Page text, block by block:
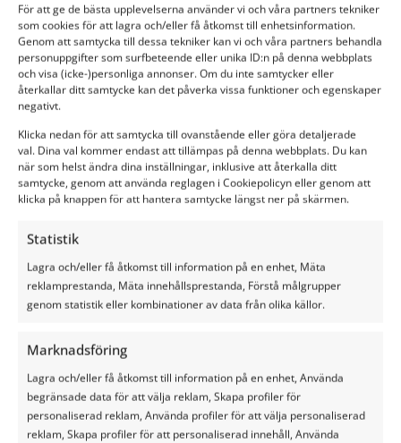
För att ge de bästa upplevelserna använder vi och våra partners tekniker
som cookies för att lagra och/eller få åtkomst till enhetsinformation.
Genom att samtycka till dessa tekniker kan vi och våra partners behandla
personuppgifter som surfbeteende eller unika ID:n på denna webbplats
och visa (icke-)personliga annonser. Om du inte samtycker eller
återkallar ditt samtycke kan det påverka vissa funktioner och egenskaper
negativt.
Klicka nedan för att samtycka till ovanstående eller göra detaljerade
val. Dina val kommer endast att tillämpas på denna webbplats. Du kan
när som helst ändra dina inställningar, inklusive att återkalla ditt
samtycke, genom att använda reglagen i Cookiepolicyn eller genom att
klicka på knappen för att hantera samtycke längst ner på skärmen.
Statistik
Lagra och/eller få åtkomst till information på en enhet, Mäta
reklamprestanda, Mäta innehållsprestanda, Förstå målgrupper
genom statistik eller kombinationer av data från olika källor.
Marknadsföring
Lagra och/eller få åtkomst till information på en enhet, Använda
begränsade data för att välja reklam, Skapa profiler för
personaliserad reklam, Använda profiler för att välja personaliserad
reklam, Skapa profiler för att personaliserad innehåll, Använda
Henry Molenaar de bedrijfsleider. Toen hij begon dekten ze de
sleufsilo’s nog af met grond, maar hij merkte al snel dat dat erg
arbeidsintensief was.
In Silage Safe vond hij een oplossing dat past bij de HyCare
visie: meer efficiëntie en werkplezier. Zo kan hij zijn maiskuil en
zijn graskuil goed afdekken, zonder dat ze daar veel werk van
hebben. Andere belangrijke voordelen vindt hij: het
afdeksysteem maakt lasagnekuilen eenvoudig, en zonder
gronddek heb je minder last van ongedierte.
Be om en offert utan
förpliktelse
BE OM OFFERT